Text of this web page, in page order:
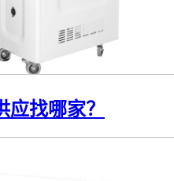
找哪家？